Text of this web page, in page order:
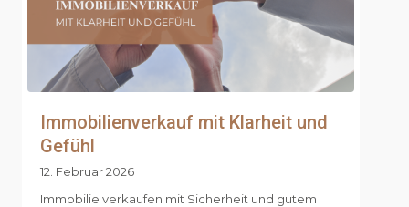
Immobilienverkauf mit Klarheit und
Gefühl
12. Februar 2026
Immobilie verkaufen mit Sicherheit und gutem